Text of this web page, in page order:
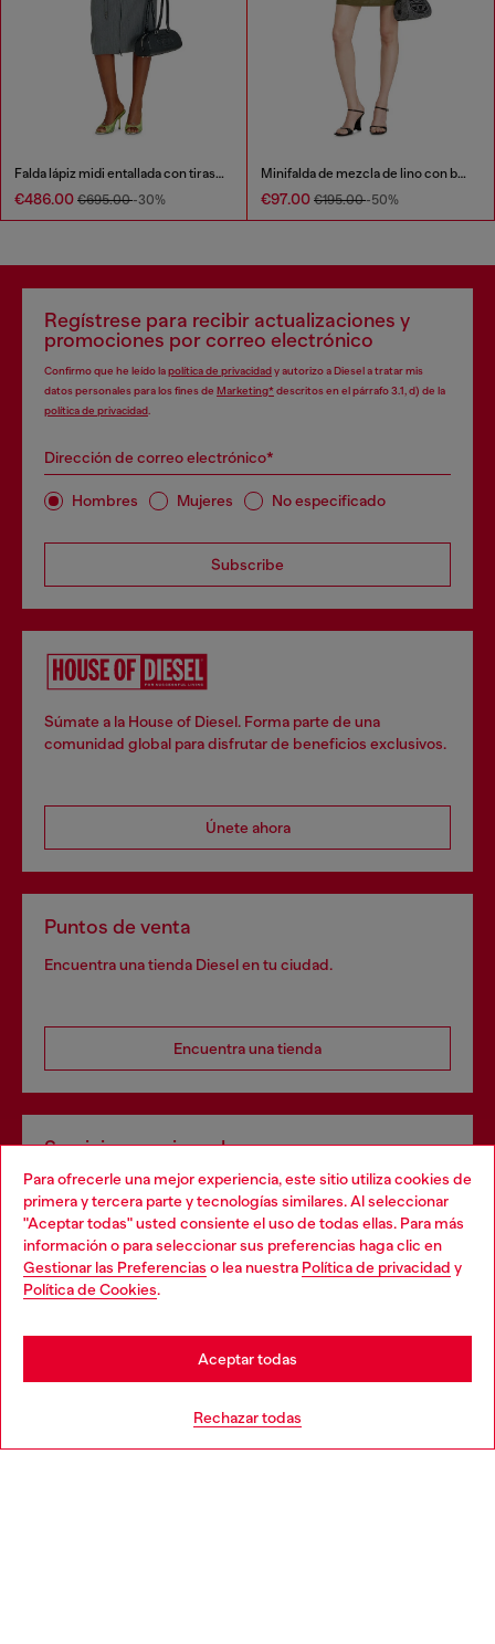
Para ofrecerle una mejor experiencia, este sitio utiliza cookies de
primera y tercera parte y tecnologías similares. Al seleccionar
"Aceptar todas" usted consiente el uso de todas ellas. Para más
información o para seleccionar sus preferencias haga clic en
Gestionar las Preferencias o lea nuestra Política de privacidad y
Política de Cookies.
Rechazar todas
Aceptar todas
Falda lápiz midi entallada con tiras estilo biker
€486.00 €695.00-30%
Minifalda de mezcla de lino con bolsillos cargo
€97.00 €195.00-50%
Regístrese para recibir actualizaciones y
promociones por correo electrónico
Confirmo que he leído lapolítica de privacidady autorizo a Diesel a tratar mis
datos personales para los fines de Marketing*descritos en el párrafo 3.1, d) de la
política de privacidad
Dirección de correo electrónico*
Hombres Mujeres No especificado
Subscribe
Súmate a la House of Diesel. Forma parte de una
comunidad global para disfrutar de beneficios exclusivos.
Únete ahora
Puntos de venta
Encuentra una tienda Diesel en tu ciudad.
Encuentra una tienda
Servicios omnicanal
Descubre todos nuestros servicios, tanto en línea como
en la tienda.
Choose your location
You are currently browsing España website, but it seems you
may be based in United States